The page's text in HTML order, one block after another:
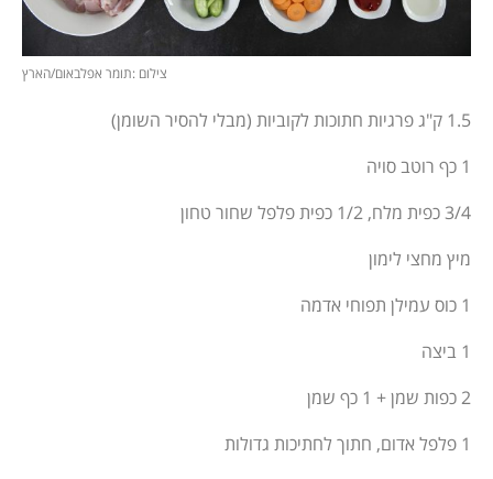
צילום :תומר אפלבאום/הארץ
1.5 ק"ג פרגיות חתוכות לקוביות (מבלי להסיר השומן)
1 כף רוטב סויה
3/4 כפית מלח, 1/2 כפית פלפל שחור טחון
מיץ מחצי לימון
1 כוס עמילן תפוחי אדמה
1 ביצה
2 כפות שמן + 1 כף שמן
1 פלפל אדום, חתוך לחתיכות גדולות